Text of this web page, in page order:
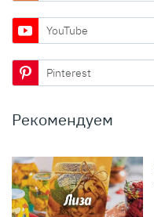
YouTube
Pinterest
Рекомендуем